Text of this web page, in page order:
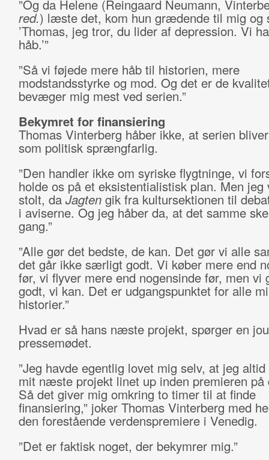
”Og da Helene (Reingaard Neumann,
red.) læste det, kom hun grædende til mig og
’Thomas, jeg tror, du lider af depression. Vi
håb.’”
”Så vi føjede mere håb til historien, mere
modstandsstyrke og mod. Og det er de
bevæger mig mest ved serien.”
Bekymret for finansiering
Thomas Vinterberg håber ikke, at serien
som politisk sprængfarlig.
”Den handler ikke om syriske flygtninge, vi
holde os på et eksistentialistisk plan. Men jeg
stolt, da Jagtengik fra kultursektionen til
i aviserne. Og jeg håber da, at det samme
gang.”
”Alle gør det bedste, de kan. Det gør vi alle
det går ikke særligt godt. Vi køber mere end
før, vi flyver mere end nogensinde før, men vi
godt, vi kan. Det er udgangspunktet for alle
historier.”
Hvad er så hans næste projekt, spørger en
pressemødet.
”Jeg havde egentlig lovet mig selv, at jeg
mit næste projekt linet up inden premieren på
Så det giver mig omkring to timer til at finde
finansiering,” joker Thomas Vinterberg med
den forestående verdenspremiere i Venedig.
”Det er faktisk noget, der bekymrer mig.”